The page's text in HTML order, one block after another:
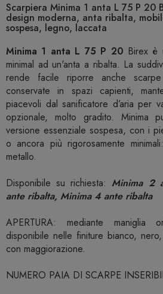
Scarpiera Minima 1 anta L 75 P 20
design moderna, anta ribalta,
sospesa, legno, laccata
Minima 1 anta L 75 P 20 Birex
minimal ad un'anta a ribalta. La
rende facile riporre anche
conservate in spazi capienti,
piacevoli dal sanificatore d’aria per
opzionale, molto gradito. Minima
versione essenziale sospesa, con i
o ancora più rigorosamente
metallo.
Disponibile su richiesta: Minima 2
ante ribalta, Minima 4 ante ribalta
APERTURA: mediante maniglia
disponibile nelle finiture bianco,
con maggiorazione.
NUMERO PAIA DI SCARPE